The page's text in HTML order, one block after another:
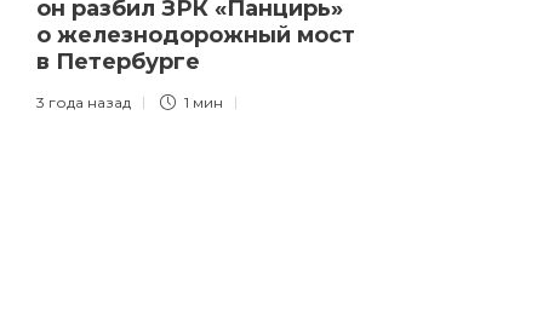
он разбил ЗРК «Панцирь»
о железнодорожный мост
в Петербурге
3 года назад 1 мин